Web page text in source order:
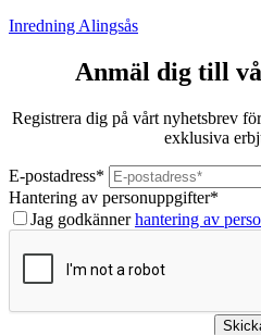
Inredning Alingsås
Anmäl dig till
Registrera dig på vårt nyhetsbrev
exklusiva
E-postadress*
Hantering av personuppgifter*
Jag godkännerhantering av